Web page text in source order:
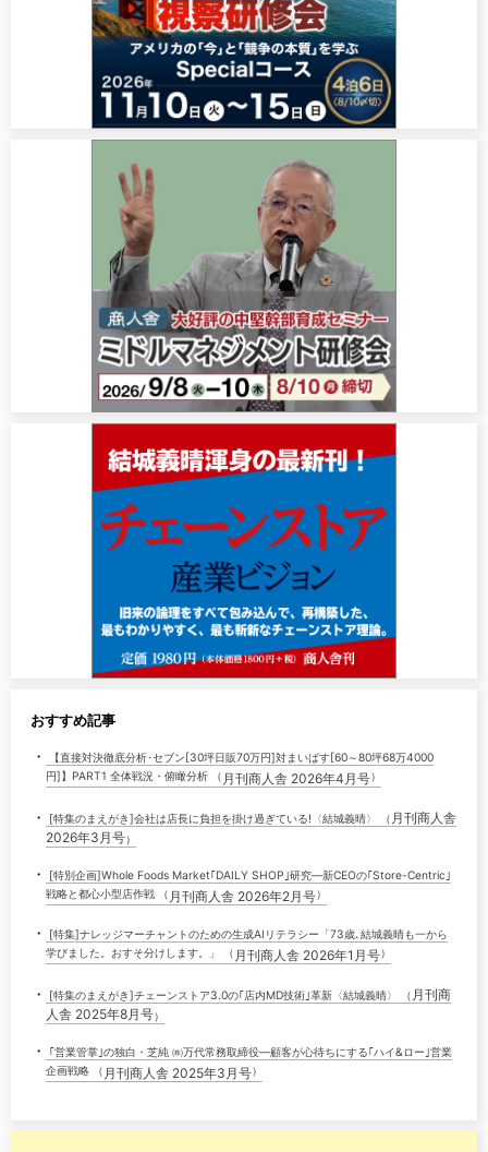
おすすめ記事
・ 【直接対決徹底分析･セブン[30坪日販70万円]対まいばす[60～80坪68万4000
円]】PART1 全体戦況・俯瞰分析 （ 月刊商人舎 2026年4月号）
・ [特集のまえがき]会社は店長に負担を掛け過ぎている!〈結城義晴〉 （ 月刊商人舎
2026年3月号）
・ [特別企画]Whole Foods Market｢DAILY SHOP｣研究―新CEOの｢Store-Centric｣
戦略と都心小型店作戦 （ 月刊商人舎 2026年2月号）
・ [特集]ナレッジマーチャントのための生成AIリテラシー「73歳､結城義晴も一から
学びました。おすそ分けします。」 （ 月刊商人舎 2026年1月号）
・ [特集のまえがき]チェーンストア3.0の｢店内MD技術｣革新〈結城義晴〉 （ 月刊商
人舎 2025年8月号）
・ ｢営業管掌｣の独白・芝純 ㈱万代常務取締役―顧客が心待ちにする｢ハイ&ロー｣営業
企画戦略 （ 月刊商人舎 2025年3月号）